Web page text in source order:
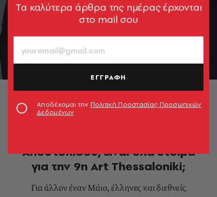
© Λάζαρος Γραικός
Αποστολίδου, είναι όλα έτοιμα
για την 9η Art Thessaloniki;
Για άλλον έναν Μάιο, έλληνες και διεθνείς
Tα καλύτερα άρθρα της ημέρας έρχονται
στο mail σου
ΕΓΓΡΑΦΗ
Αποδέχομαι την Πολιτική Προστασίας Προσωπικών
Δεδομένων